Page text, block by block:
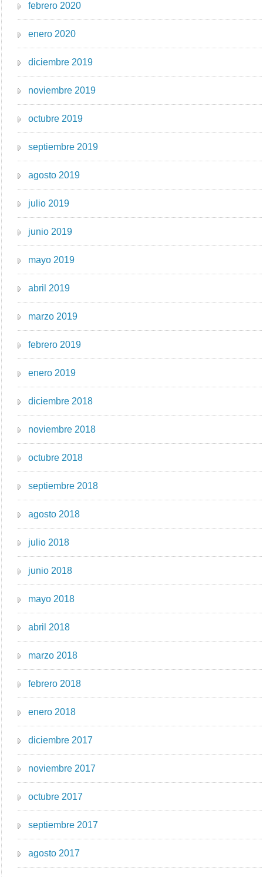
febrero 2020
enero 2020
diciembre 2019
noviembre 2019
octubre 2019
septiembre 2019
agosto 2019
julio 2019
junio 2019
mayo 2019
abril 2019
marzo 2019
febrero 2019
enero 2019
diciembre 2018
noviembre 2018
octubre 2018
septiembre 2018
agosto 2018
julio 2018
junio 2018
mayo 2018
abril 2018
marzo 2018
febrero 2018
enero 2018
diciembre 2017
noviembre 2017
octubre 2017
septiembre 2017
agosto 2017